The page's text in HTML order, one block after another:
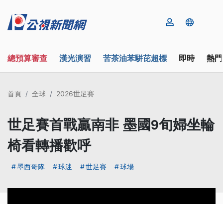
總預算審查 漢光演習 苦茶油苯駢芘超標 即時 熱
首頁 全球 2026世足賽
世足賽首戰贏南非 墨國9旬婦坐輪
椅看轉播歡呼
墨西哥隊 球迷 世足賽 球場